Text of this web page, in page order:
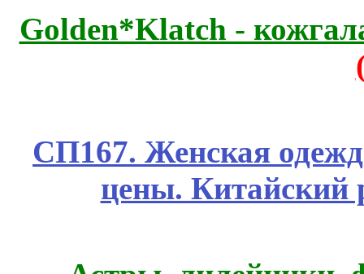
Golden*Klatch -
СП167. Женская
цены. Китайский